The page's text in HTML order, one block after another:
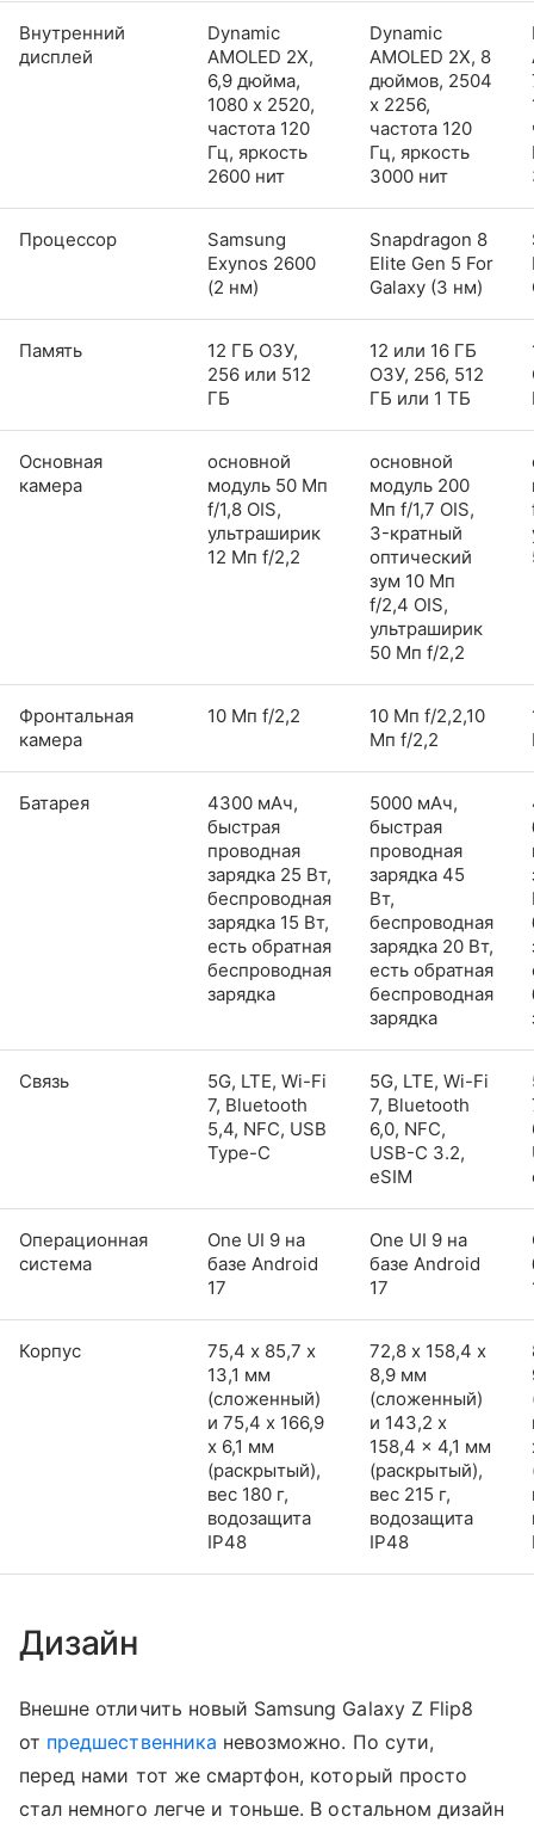
Внутренний
дисплей
Dynamic
AMOLED 2X,
6,9 дюйма,
1080 x 2520,
частота 120
Гц, яркость
2600 нит
Dynamic
AMOLED 2X, 8
дюймов, 2504
x 2256,
частота 120
Гц, яркость
3000 нит
Процессор
Samsung
Exynos 2600
(2 нм)
Snapdragon 8
Elite Gen 5 For
Galaxy (3 нм)
Память
12 ГБ ОЗУ,
256 или 512
ГБ
12 или 16 ГБ
ОЗУ, 256, 512
ГБ или 1 ТБ
Основная
камера
основной
модуль 50 Мп
f/1,8 OIS,
ультраширик
12 Мп f/2,2
основной
модуль 200
Мп f/1,7 OIS,
3-кратный
оптический
зум 10 Мп
f/2,4 OIS,
ультраширик
50 Мп f/2,2
Фронтальная
камера
10 Мп f/2,2
10 Мп f/2,2,10
Мп f/2,2
Батарея
4300 мАч,
быстрая
проводная
зарядка 25 Вт,
беспроводная
зарядка 15 Вт,
есть обратная
беспроводная
зарядка
5000 мАч,
быстрая
проводная
зарядка 45
Вт,
беспроводная
зарядка 20 Вт,
есть обратная
беспроводная
зарядка
Связь
5G, LTE, Wi-Fi
7, Bluetooth
5,4, NFC, USB
Type-C
5G, LTE, Wi-Fi
7, Bluetooth
6,0, NFC,
USB-C 3.2,
eSIM
Операционная
система
One UI 9 на
базе Android
17
One UI 9 на
базе Android
17
Корпус
75,4 х 85,7 х
13,1 мм
(сложенный)
и 75,4 x 166,9
x 6,1 мм
(раскрытый),
вес 180 г,
водозащита
IP48
72,8 х 158,4 х
8,9 мм
(сложенный)
и 143,2 x
158,4 x 4,1 мм
(раскрытый),
вес 215 г,
водозащита
IP48
Дизайн
Внешне отличить новый Samsung Galaxy Z Flip8
от предшественника невозможно. По сути,
перед нами тот же смартфон, который просто
стал немного легче и тоньше. В остальном дизайн